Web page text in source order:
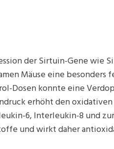
der Sirtuin-Gene wie
Mäuse eine
Dosen konnte eine
erhöht den
6, Interleukin-8 und
und wirkt daher